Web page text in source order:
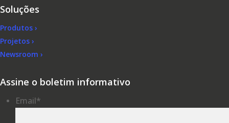
Soluções
Produtos ›
Projetos ›
Newsroom ›
Assine o boletim informativo
Email*